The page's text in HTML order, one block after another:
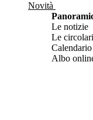
Novità
Le notizie
Le circolari
Albo